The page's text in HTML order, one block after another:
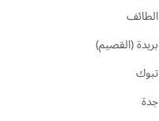
الطائف
بريدة (القصيم)
تبوك
جدة